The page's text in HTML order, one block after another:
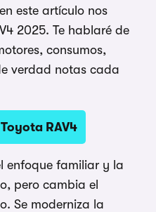
este artículo nos
2025. Te hablaré de
consumos,
verdad notas cada
RAV4
enfoque familiar y la
pero cambia el
Se moderniza la